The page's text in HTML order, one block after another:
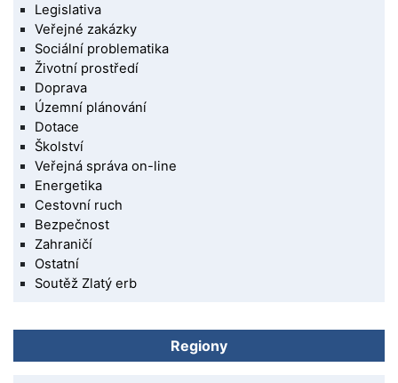
Legislativa
Veřejné zakázky
Sociální problematika
Životní prostředí
Doprava
Územní plánování
Dotace
Školství
Veřejná správa on-line
Energetika
Cestovní ruch
Bezpečnost
Zahraničí
Ostatní
Soutěž Zlatý erb
Regiony